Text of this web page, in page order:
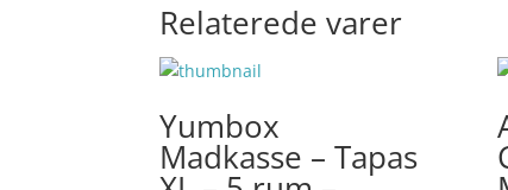
Relaterede varer
Yumbox
Madkasse – Tapas